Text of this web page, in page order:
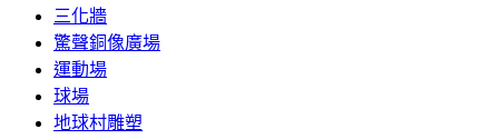
三化牆
驚聲銅像廣場
運動場
球場
地球村雕塑